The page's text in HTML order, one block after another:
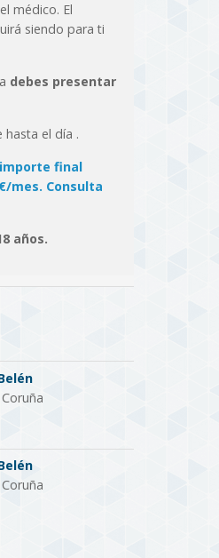
médico. El
siendo para ti
debes presentar
hasta el día .
final
mes. Consulta
años.